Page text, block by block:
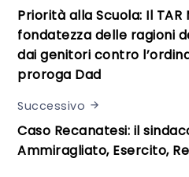
Priorità alla Scuola: Il
fondatezza delle ragioni
dai genitori contro
proroga Dad
Successivo
Caso Recanatesi: il
Ammiragliato, Esercito,